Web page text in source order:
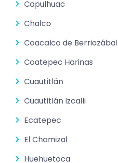
Capulhuac
Chalco
Coacalco de Berriozábal
Coatepec Harinas
Cuautitlán
Cuautitlán Izcalli
Ecatepec
El Chamizal
Huehuetoca